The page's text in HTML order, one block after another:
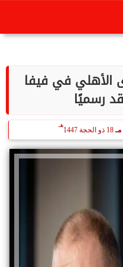
الأهلي في فيفا
رسميًا
18 ذو الحجة 1447
هـ